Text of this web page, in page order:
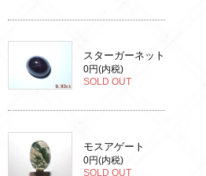
スターガーネット
0円(内税)
SOLD OUT
モスアゲート
0円(内税)
SOLD OUT